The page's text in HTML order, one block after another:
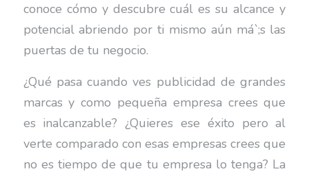
conoce cómo y descubre cuál es su alcance y
potencial abriendo por ti mismo aún má`;s las
puertas de tu negocio.
¿Qué pasa cuando ves publicidad de grandes
marcas y como pequeña empresa crees que
es inalcanzable? ¿Quieres ese éxito pero al
verte comparado con esas empresas crees que
no es tiempo de que tu empresa lo tenga? La